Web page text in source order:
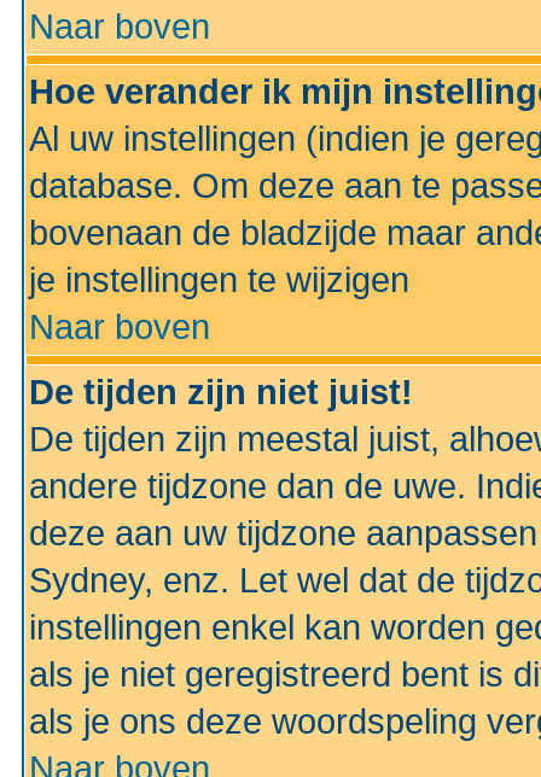
Naar boven
Hoe verander ik mijn
Al uw instellingen (indien je
database. Om deze aan te
bovenaan de bladzijde maar
je instellingen te wijzigen
Naar boven
De tijden zijn niet juist!
De tijden zijn meestal juist,
andere tijdzone dan de uwe.
deze aan uw tijdzone
Sydney, enz. Let wel dat de
instellingen enkel kan worden
als je niet geregistreerd bent is
als je ons deze woordspeling
Naar boven